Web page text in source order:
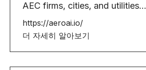
AEC firms, cities, and utilities...
https://aeroai.io/
더 자세히 알아보기